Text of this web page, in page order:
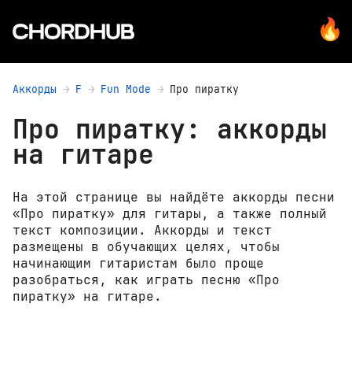
Аккорды F Fun Mode Про пиратку
Про пиратку: аккорды
на гитаре
На этой странице вы найдёте аккорды песни
«Про пиратку» для гитары, а также полный
текст композиции. Аккорды и текст
размещены в обучающих целях, чтобы
начинающим гитаристам было проще
разобраться, как играть песню «Про
пиратку» на гитаре.